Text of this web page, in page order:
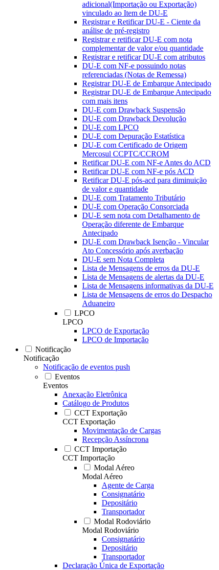
adicional(Importação ou Exportação)
vinculado ao Item de DU-E
Registrar e Retificar DU-E - Ciente da
análise de pré-registro
Registrar e retificar DU-E com nota
complementar de valor e/ou quantidade
Registrar e retificar DU-E com atributos
DU-E com NF-e possuindo notas
referenciadas (Notas de Remessa)
Registrar DU-E de Embarque Antecipado
Registrar DU-E de Embarque Antecipado
com mais itens
DU-E com Drawback Suspensão
DU-E com Drawback Devolução
DU-E com LPCO
DU-E com Depuração Estatística
DU-E com Certificado de Origem
Mercosul CCPTC/CCROM
Retificar DU-E com NF-e Antes do ACD
Retificar DU-E com NF-e pós ACD
Retificar DU-E pós-acd para diminuição
de valor e quantidade
DU-E com Tratamento Tributário
DU-E com Operação Consorciada
DU-E sem nota com Detalhamento de
Operação diferente de Embarque
Antecipado
DU-E com Drawback Isenção - Vincular
Ato Concessório após averbação
DU-E sem Nota Completa
Lista de Mensagens de erros da DU-E
Lista de Mensagens de alertas da DU-E
Lista de Mensagens informativas da DU-E
Lista de Mensagens de erros do Despacho
Aduaneiro
LPCO
LPCO
LPCO de Exportação
LPCO de Importação
Notificação
Notificação
Notificação de eventos push
Eventos
Eventos
Anexação Eletrônica
Catálogo de Produtos
CCT Exportação
CCT Exportação
Movimentação de Cargas
Recepção Assíncrona
CCT Importação
CCT Importação
Modal Aéreo
Modal Aéreo
Agente de Carga
Consignatário
Depositário
Transportador
Modal Rodoviário
Modal Rodoviário
Consignatário
Depositário
Transportador
Declaração Única de Exportação